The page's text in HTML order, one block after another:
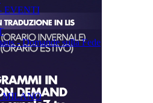
EVENTI
- Domande sulla Fede
MILANO